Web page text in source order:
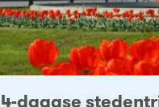
4-daagse